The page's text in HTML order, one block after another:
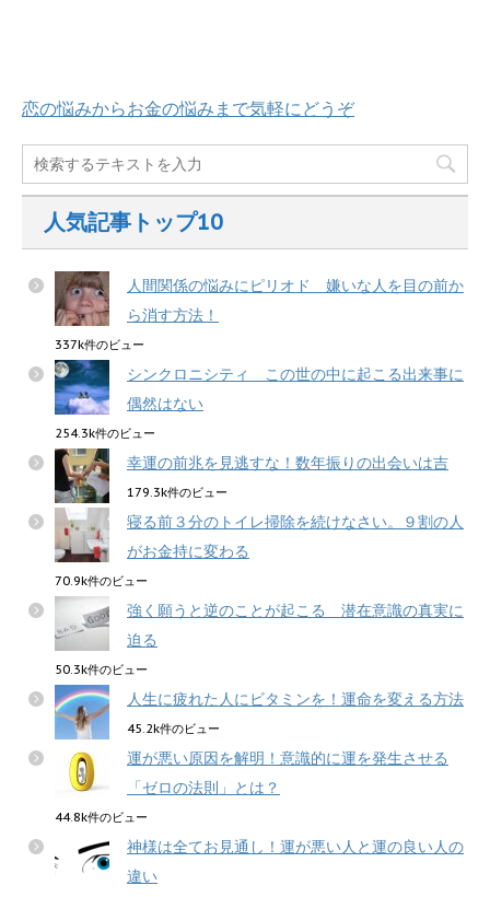
恋の悩みからお金の悩みまで気軽にどうぞ
人気記事トップ10
人間関係の悩みにピリオド 嫌いな人を目の前か
ら消す方法！
337k件のビュー
シンクロニシティ この世の中に起こる出来事に
偶然はない
254.3k件のビュー
幸運の前兆を見逃すな！数年振りの出会いは吉
179.3k件のビュー
寝る前３分のトイレ掃除を続けなさい。９割の人
がお金持に変わる
70.9k件のビュー
強く願うと逆のことが起こる 潜在意識の真実に
迫る
50.3k件のビュー
人生に疲れた人にビタミンを！運命を変える方法
45.2k件のビュー
運が悪い原因を解明！意識的に運を発生させる
「ゼロの法則」とは？
44.8k件のビュー
神様は全てお見通し！運が悪い人と運の良い人の
違い